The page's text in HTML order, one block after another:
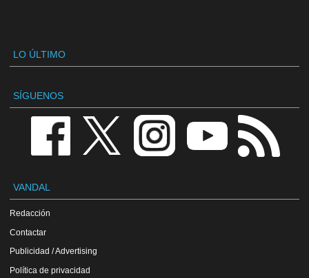
LO ÚLTIMO
SÍGUENOS
VANDAL
Redacción
Contactar
Publicidad / Advertising
Política de privacidad